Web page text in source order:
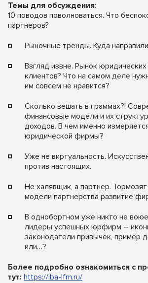
Темы для обсуждения:
10 поводов поволноваться. Что
партнеров?
Рыночные тренды. Куда
Взгляд извне. Рынок юридических
клиентов? Что на самом деле
им совсем не нравится?
Сколько вешать в граммах?!
финансовые модели и их
доходов. В чем именно
юридической фирмы?
Уже не виртуальность.
против настоящих.
Не халявщик, а партнер.
модели партнерства развитие
В однобортном уже никто не
лидеры успешных юрфирм –
законодатели привычек, пример
или…?
Более подробно ознакомиться с
тут: https://iba-lfm.ru/